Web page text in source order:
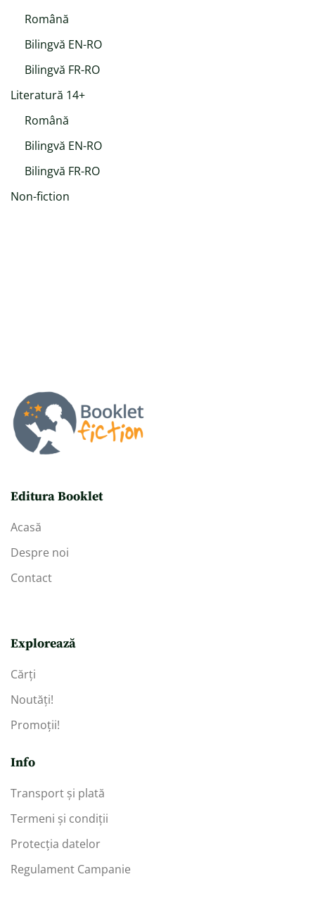
Română
Bilingvă EN-RO
Bilingvă FR-RO
Literatură 14+
Română
Bilingvă EN-RO
Bilingvă FR-RO
Non-fiction
Editura Booklet
Acasă
Despre noi
Contact
Explorează
Cărți
Noutăți!
Promoții!
Info
Transport și plată
Termeni și condiții
Protecția datelor
Regulament Campanie